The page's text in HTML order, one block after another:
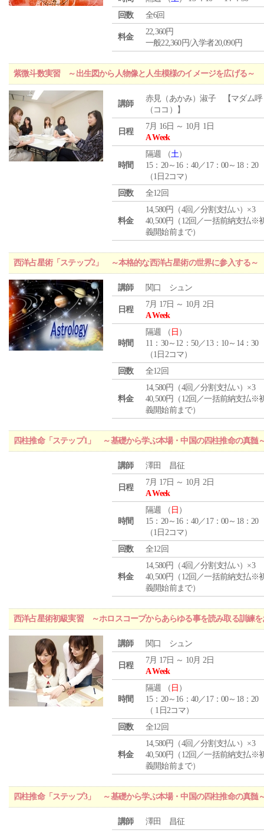
回数
全6回
料金
22,360円
一般22,360円/入学者20,090円
紫微斗数実習 ～出生図から人物像と人生模様のイメージを広げる～
講師
赤見（あかみ）淑子 【マダム呼
（ココ）】
日程
7月 16日 ～ 10月 1日
A Week
時間
隔週 （土）
15：20～16：40／17：00～18：20
（1日2コマ）
回数
全12回
料金
14,580円（4回／分割支払い）×3
40,500円（12回／一括前納支払※
義開始前まで）
西洋占星術「ステップ2」 ～本格的な西洋占星術の世界に参入する～
講師 関口 シュン
日程
7月 17日 ～ 10月 2日
A Week
時間
隔週 （ 日 ）
11：30～12：50／13：10～14：30
（1日2コマ）
回数
全12回
料金
14,580円（4回／分割支払い）×3
40,500円（12回／一括前納支払※
義開始前まで）
四柱推命「ステップ1」 ～基礎から学ぶ本場・中国の四柱推命の真髄
講師 澤田 昌征
日程
7月 17日 ～ 10月 2日
A Week
時間
隔週 （ 日 ）
15：20～16：40／17：00～18：20
（1日2コマ）
回数
全12回
料金
14,580円（4回／分割支払い）×3
40,500円（12回／一括前納支払※
義開始前まで）
西洋占星術初級実習 ～ホロスコープからあらゆる事を読み取る訓練を
講師 関口 シュン
日程
7月 17日 ～ 10月 2日
A Week
時間
隔週 （ 日 ）
15：20～16：40／17：00～18：20
（ 1日2コマ）
回数
全12回
料金
14,580円（4回／分割支払い）×3
40,500円（12回／一括前納支払※
義開始前まで）
四柱推命「ステップ3」 ～基礎から学ぶ本場・中国の四柱推命の真髄
講師 澤田 昌征